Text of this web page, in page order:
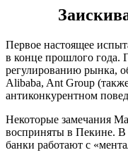
Первое настоящее
в конце прошлого года.
регулированию рынка,
Alibaba, Ant Group
антиконкурентном
Некоторые замечания
восприняты в Пекине. В
банки работают с